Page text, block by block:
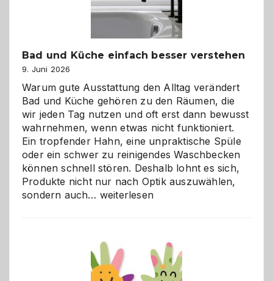
Bad und Küche einfach besser verstehen
9. Juni 2026
Warum gute Ausstattung den Alltag verändert
Bad und Küche gehören zu den Räumen, die
wir jeden Tag nutzen und oft erst dann bewusst
wahrnehmen, wenn etwas nicht funktioniert.
Ein tropfender Hahn, eine unpraktische Spüle
oder ein schwer zu reinigendes Waschbecken
können schnell stören. Deshalb lohnt es sich,
Produkte nicht nur nach Optik auszuwählen,
sondern auch… Bad
besser
verstehen
weiterlesen